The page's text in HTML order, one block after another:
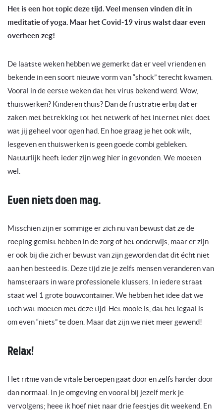
Het is een hot topic deze tijd. Veel mensen vinden dit in
meditatie of yoga. Maar het Covid-19 virus walst daar even
overheen zeg!
De laatste weken hebben we gemerkt dat er veel vrienden en
bekende in een soort nieuwe vorm van “shock” terecht kwamen.
Vooral in de eerste weken dat het virus bekend werd. Wow,
thuiswerken? Kinderen thuis? Dan de frustratie erbij dat er
zaken met betrekking tot het netwerk of het internet niet doet
wat jij geheel voor ogen had. En hoe graag je het ook wilt,
lesgeven en thuiswerken is geen goede combi gebleken.
Natuurlijk heeft ieder zijn weg hier in gevonden. We moeten
wel.
Even niets doen mag.
Misschien zijn er sommige er zich nu van bewust dat ze de
roeping gemist hebben in de zorg of het onderwijs, maar er zijn
er ook bij die zich er bewust van zijn geworden dat dit écht niet
aan hen besteed is. Deze tijd zie je zelfs mensen veranderen van
hamsteraars in ware professionele klussers. In iedere straat
staat wel 1 grote bouwcontainer. We hebben het idee dat we
toch wat moeten met deze tijd. Het mooie is, dat het legaal is
om even “niets” te doen. Maar dat zijn we niet meer gewend!
Relax!
Het ritme van de vitale beroepen gaat door en zelfs harder door
dan normaal. In je omgeving en vooral bij jezelf merk je
vervolgens; heee ik hoef niet naar drie feestjes dit weekend. En